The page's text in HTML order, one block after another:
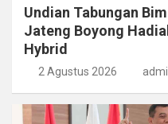
Undian Tabungan
Jateng Boyong
Hybrid
2 Agustus 2026